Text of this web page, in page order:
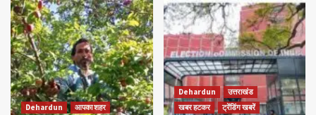
Dehardun
आपका शहर
Dehardun
उत्तराखंड
खबर हटकर
ट्रेंडिंग खबरें